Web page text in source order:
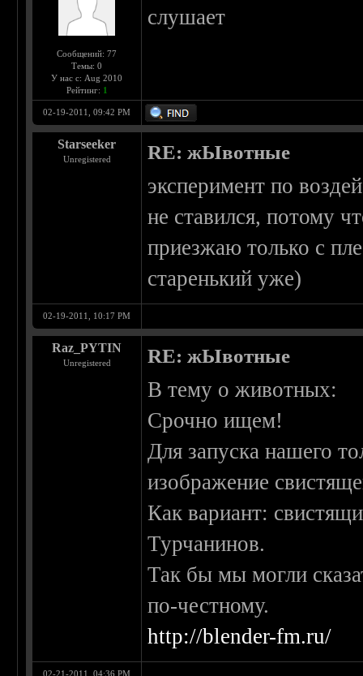
Сообщений: 77
Темы: 0
У нас с: Aug 2010
Рейтинг: 1
слушает
02-19-2011, 09:42 PM
Starseeker
Unregistered RE: жЫвотные
эксперимент по
не ставился, потому
приезжаю только с
старенький уже)
02-19-2011, 10:17 PM
Raz_PYTIN
Unregistered RE: жЫвотные
В тему о животных:
Срочно ищем!
Для запуска нашего
изображение
Как вариант:
Турчанинов.
Так бы мы могли
по-честному.
http://blender-fm.ru/
02-21-2011, 04:36 PM